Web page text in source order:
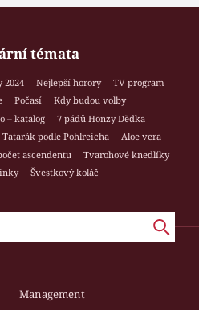
témata
2024 Nejlepší horory
TV program
Počasí
Kdy budou volby
– katalog
7 pádů Honzy Dědka
Tatarák podle Pohlreicha
Aloe vera
ascendentu
Tvarohové knedlíky
Švestkový koláč
Management